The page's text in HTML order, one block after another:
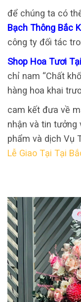
để chúng ta có
Bạch Thông Bắc
công ty đối tác
Shop Hoa Tươi
chỉ nam “Chất
hàng hoa khai
cam kết đưa về
nhận và tin tưởng
phẩm và dịch Vụ
Lễ Giao Tại Tại